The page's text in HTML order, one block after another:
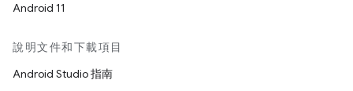
Android 11
說明文件和下載項目
Android Studio 指南